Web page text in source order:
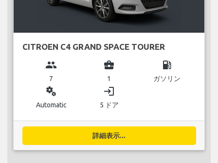
CITROEN C4 GRAND SPACE TOURER
group
7
business_center
1
local_gas_station
ガソリン
miscellaneous_services
Automatic
login
5 ドア
詳細表示...